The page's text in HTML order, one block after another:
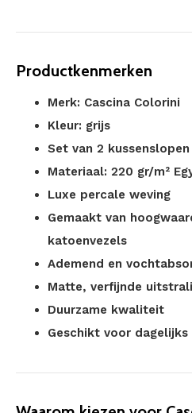
Productkenmerken
Merk: Cascina Colorini
Kleur: grijs
Set van 2 kussenslopen
Materiaal: 220 gr/m²
Luxe percale weving
Gemaakt van
katoenvezels
Ademend en
Matte, verfijnde
Duurzame kwaliteit
Geschikt voor dagelijks